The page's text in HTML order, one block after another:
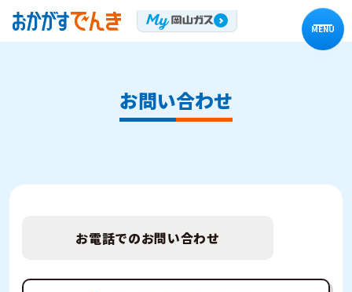
MENU
お問い合わせ
お電話でのお問い合わせ